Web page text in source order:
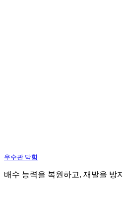
우수관 막힘
배수 능력을 복원하고, 재발을 방